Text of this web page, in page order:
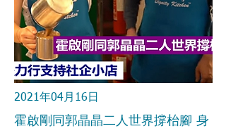
2021年04月16日
霍啟剛同郭晶晶二人世界撐枱腳 身